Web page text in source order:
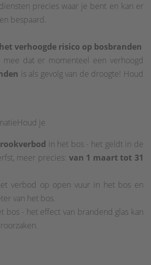
precies waar je bent en kan er
bespaard.
verhoogde risico op bosbranden
dat er momenteel een verhoogd
is als gevolg van de droogte! Houd
je
rookverbod in het bos - het geldt in de
meer precies: van 1 maart tot 31
verbod op open vuur in het bos en
van het bos.
bos - het effect van brandend glas kan